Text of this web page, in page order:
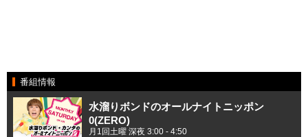
番組情報
水溜りボンドのオールナイトニッポン
0(ZERO)
月1回土曜 深夜 3:00 - 4:50